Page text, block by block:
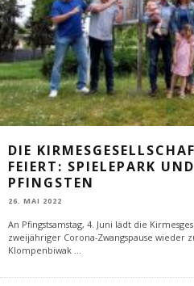
DIE
FEIERT: SPIELEPARK
PFINGSTEN
26. MAI 2022
An Pfingstsamstag, 4. Juni lädt die
zweijähriger Corona-Zwangspause wieder
Klompenbiwak ...